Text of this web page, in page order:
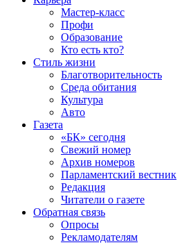
Мастер-класс
Профи
Образование
Кто есть кто?
Стиль жизни
Благотворительность
Среда обитания
Культура
Авто
Газета
«БК» сегодня
Свежий номер
Архив номеров
Парламентский вестник
Редакция
Читатели о газете
Обратная связь
Опросы
Рекламодателям